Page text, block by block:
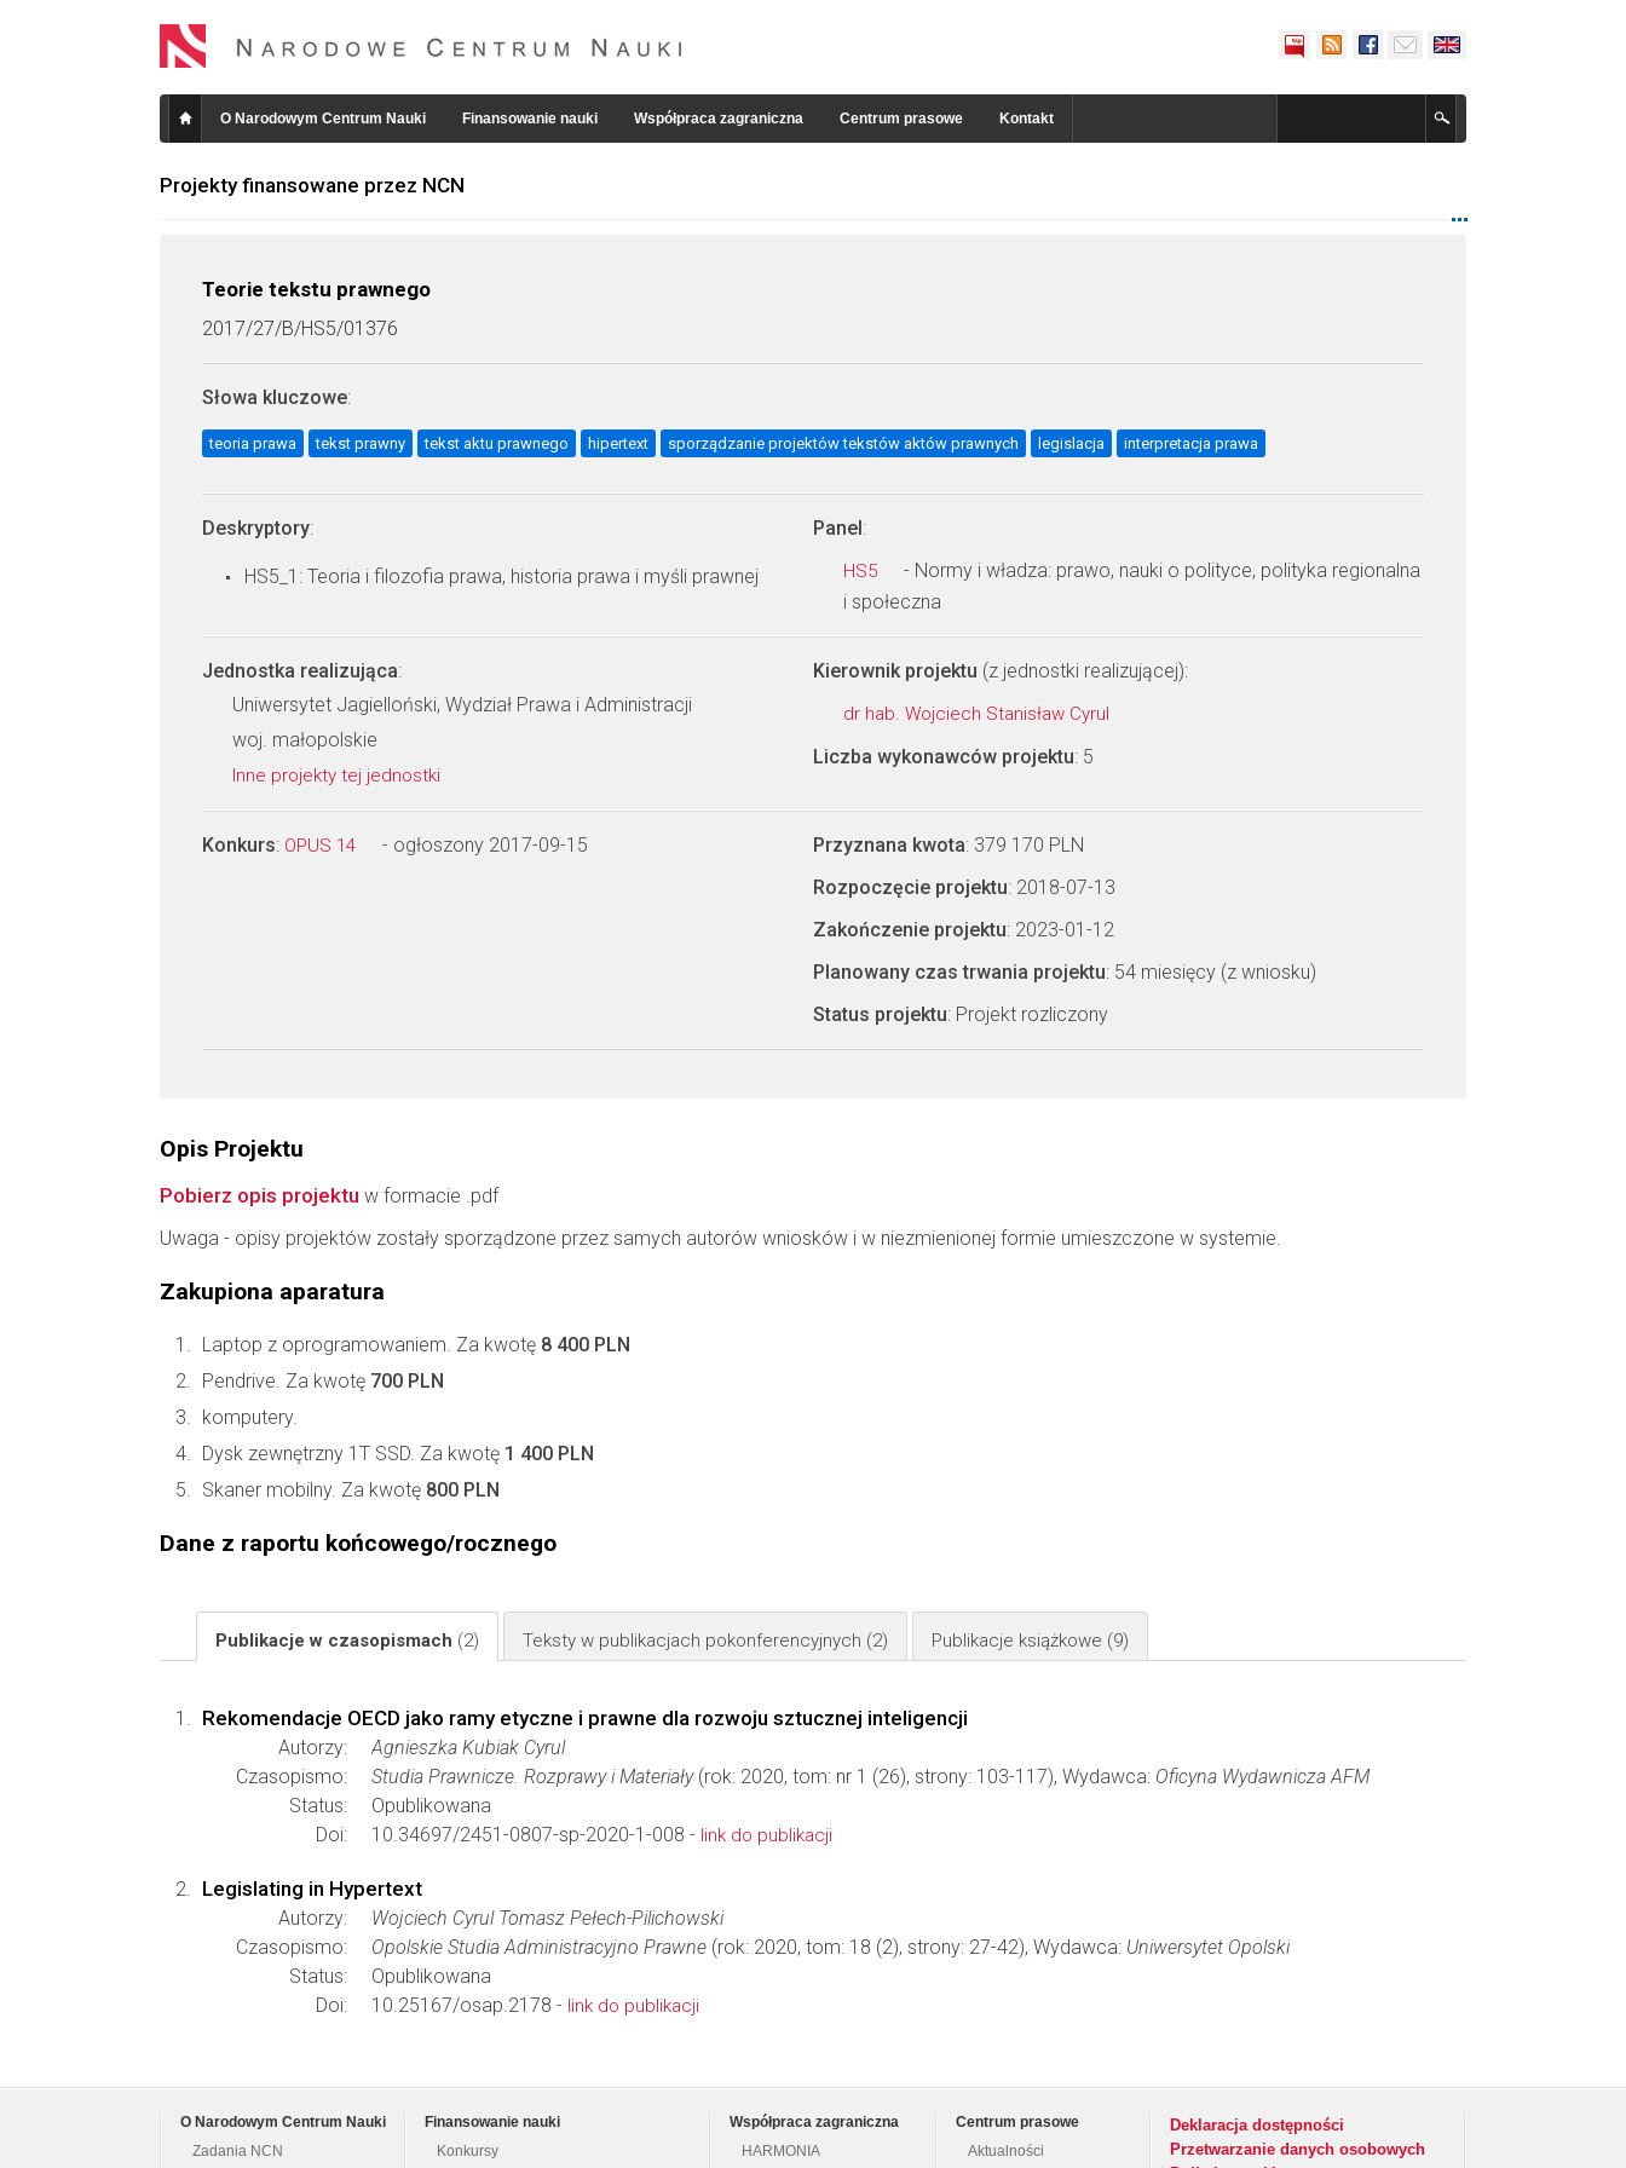
O Narodowym Centrum Nauki Finansowanie nauki Współpraca zagraniczna Centrum prasowe Kontakt
Projekty finansowane przez NCN
Teorie tekstu prawnego
2017/27/B/HS5/01376
Słowa kluczowe:
teoria prawa tekst prawny tekst aktu prawnego hipertext sporządzanie projektów tekstów aktów prawnych legislacja interpretacja prawa
Deskryptory:
HS5_1: Teoria i filozofia prawa, historia prawa i myśli prawnej
Panel:
HS5
- Normy i władza: prawo, nauki o polityce, polityka regionalna
i społeczna
Jednostka realizująca:
Uniwersytet Jagielloński, Wydział Prawa i Administracji
woj. małopolskie
Inne projekty tej jednostki
Kierownik projektu (z jednostki realizującej):
dr hab. Wojciech Stanisław Cyrul
Liczba wykonawców projektu: 5
Konkurs: OPUS 14 - ogłoszony 2017-09-15 Przyznana kwota: 379 170 PLN
Rozpoczęcie projektu: 2018-07-13
Zakończenie projektu: 2023-01-12
Planowany czas trwania projektu: 54 miesięcy (z wniosku)
Status projektu: Projekt rozliczony
Opis Projektu
Pobierz opis projektu w formacie .pdf
Uwaga - opisy projektów zostały sporządzone przez samych autorów wniosków i w niezmienionej formie umieszczone w systemie.
Zakupiona aparatura
Laptop z oprogramowaniem. Za kwotę 8 400 PLN
Pendrive. Za kwotę 700 PLN
komputery.
Dysk zewnętrzny 1T SSD. Za kwotę 1 400 PLN
Skaner mobilny. Za kwotę 800 PLN
Dane z raportu końcowego/rocznego
Publikacje w czasopismach (2) Teksty w publikacjach pokonferencyjnych (2) Publikacje książkowe (9)
Rekomendacje OECD jako ramy etyczne i prawne dla rozwoju sztucznej inteligencji
Autorzy:
Agnieszka Kubiak Cyrul
Czasopismo:
Studia Prawnicze. Rozprawy i Materiały(rok: 2020, tom: nr 1 (26), strony: 103-117), Wydawca: Oficyna Wydawnicza AFM
Status:
Opublikowana
Doi:
10.34697/2451-0807-sp-2020-1-008 - link do publikacji
Legislating in Hypertext
Autorzy:
Wojciech Cyrul Tomasz Pełech-Pilichowski
Czasopismo:
Opolskie Studia Administracyjno Prawne (rok: 2020, tom: 18 (2), strony: 27-42), Wydawca: Uniwersytet Opolski
Status:
Opublikowana
Doi:
10.25167/osap.2178 - link do publikacji
O Narodowym Centrum Nauki
Zadania NCN
Finansowanie nauki
Konkursy
Współpraca zagraniczna
HARMONIA
Centrum prasowe
Aktualności
Deklaracja dostępności
Przetwarzanie danych osobowych